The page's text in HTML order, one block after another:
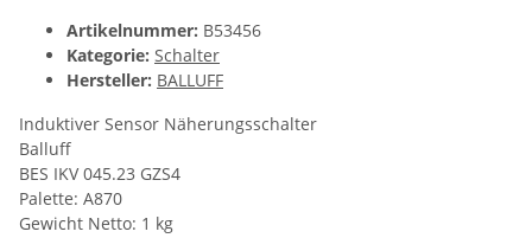
Artikelnummer: B53456
Kategorie: Schalter
Hersteller: BALLUFF
Induktiver Sensor Näherungsschalter
Balluff
BES IKV 045.23 GZS4
Palette: A870
Gewicht Netto: 1 kg